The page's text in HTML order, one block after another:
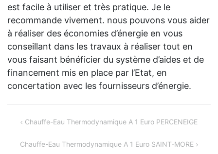
est facile à utiliser et très pratique. Je le
recommande vivement. nous pouvons vous aider
à réaliser des économies d’énergie en vous
conseillant dans les travaux à réaliser tout en
vous faisant bénéficier du système d’aides et de
financement mis en place par l’Etat, en
concertation avec les fournisseurs d’énergie.
Navigation
Chauffe-Eau Thermodynamique A 1 Euro PERCENEIGE
Chauffe-Eau Thermodynamique A 1 Euro SAINT-MORE